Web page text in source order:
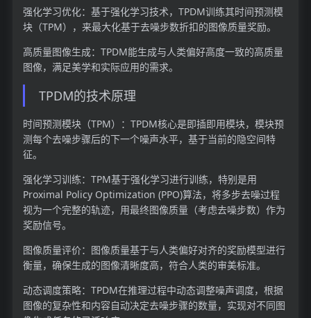
强化学习优化：基于强化学习技术，TPDM训练其时间预测模
块（TPM），来最大化基于去噪步数折扣的图像质量奖励。
高质量图像生成：TPDM能生成与人类偏好高度一致的高质量
图像，满足美学和实际应用的需求。
TPDM的技术原理
时间预测模块（TPM）：TPDM核心是即插即用模块，模块预
测每个去噪步骤后的下一个噪声水平，基于当前的隐空间特
征。
强化学习训练：TPM基于强化学习进行训练，特别是用
Proximal Policy Optimization (PPO)算法，将多步去噪过程
视为一个完整的轨迹，用最终图像质量（考虑去噪步数）作为
奖励信号。
图像质量评价：图像质量基于与人类偏好对齐的奖励模型进行
衡量，确保生成的图像清晰度高，符合人类的审美标准。
动态调度策略：TPDM在推理过程中动态调整噪声调度，根据
图像的复杂性和内容自动决定去噪步骤的数量，实现对不同图